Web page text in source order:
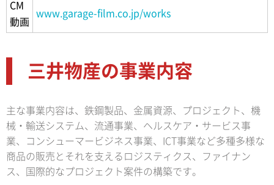
CM
動画
www.garage-film.co.jp/works
三井物産の事業内容
主な事業内容は、鉄鋼製品、金属資源、プロジェクト、機
械・輸送システム、流通事業、ヘルスケア・サービス事
業、コンシューマービジネス事業、ICT事業など多種多様な
商品の販売とそれを支えるロジスティクス、ファイナン
ス、国際的なプロジェクト案件の構築です。